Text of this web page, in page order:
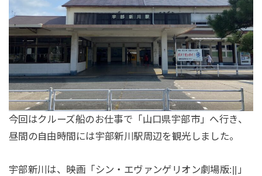
今回はクルーズ船のお仕事で「山口県宇部市」へ行き、
昼間の自由時間には宇部新川駅周辺を観光しました。
宇部新川は、映画「シン・エヴァンゲリオン劇場版:||」